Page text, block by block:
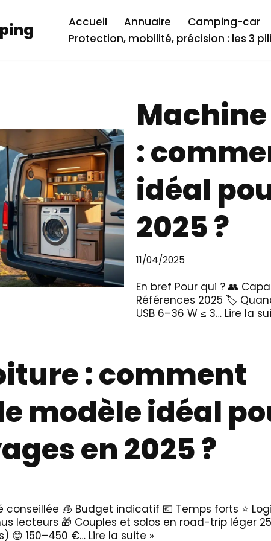
Accueil Annuaire Camping-car
Protection, mobilité, précision : les 3
:
idéal
2025 ?
11/04/2025
En bref Pour qui ? 👥
Références 2025 🏷️
USB 6–36 W ≤ 3… Lire la
: comment
modèle idéal
en 2025 ?
conseillée 🧊 Budget indicatif 💶 Temps forts ⭐
lecteurs 🎁 Couples et solos en road-trip léger
😊 150–450 €… Lire la suite »